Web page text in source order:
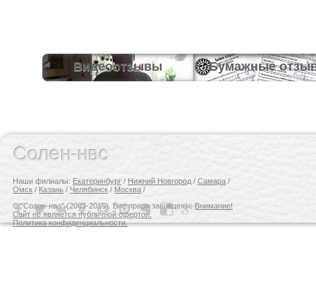
Видеоотзывы Бумажные
Солен-нвс
Наши филиалы: Екатеринбург / Нижний Новгород / Самара /
Омск / Казань / Челябинск / Москва /
© "Солен-нвс" (2003-2015). Все права защищены.Внимание!
Сайт не является публичной офертой.
Политика конфиденциальности.